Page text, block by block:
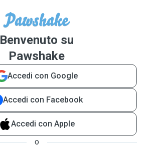
Benvenuto su
Pawshake
Accedi con Google
Accedi con Facebook
Accedi con Apple
o